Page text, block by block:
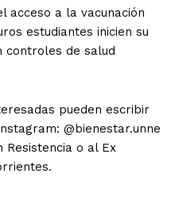
acceso a la vacunación
estudiantes inicien su
controles de salud
pueden escribir
@bienestar.unne
o al Ex